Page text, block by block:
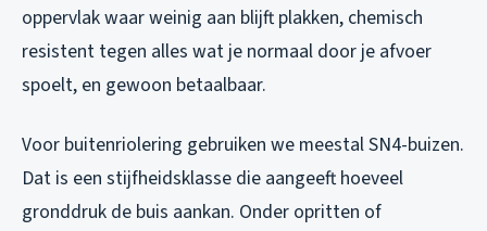
oppervlak waar weinig aan blijft plakken, chemisch
resistent tegen alles wat je normaal door je afvoer
spoelt, en gewoon betaalbaar.
Voor buitenriolering gebruiken we meestal SN4-buizen.
Dat is een stijfheidsklasse die aangeeft hoeveel
gronddruk de buis aankan. Onder opritten of